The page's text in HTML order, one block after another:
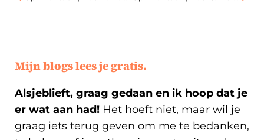
Mijn blogs lees je gratis.
Alsjeblieft, graag gedaan en ik hoop dat je
er wat aan had! Het hoeft niet, maar wil je
graag iets terug geven om me te bedanken,